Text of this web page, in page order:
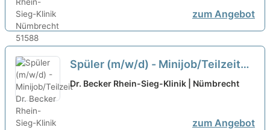
zum Angebot
Spüler (m/w/d) - Minijob/Teilzeit
neu
Dr. Becker Rhein-Sieg-Klinik | Nümbrecht
zum Angebot